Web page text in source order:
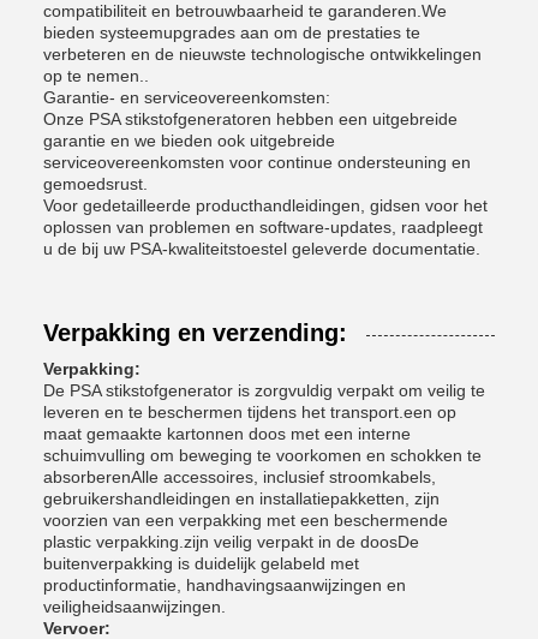
compatibiliteit en betrouwbaarheid te garanderen.We
bieden systeemupgrades aan om de prestaties te
verbeteren en de nieuwste technologische ontwikkelingen
op te nemen..
Garantie- en serviceovereenkomsten:
Onze PSA stikstofgeneratoren hebben een uitgebreide
garantie en we bieden ook uitgebreide
serviceovereenkomsten voor continue ondersteuning en
gemoedsrust.
Voor gedetailleerde producthandleidingen, gidsen voor het
oplossen van problemen en software-updates, raadpleegt
u de bij uw PSA-kwaliteitstoestel geleverde documentatie.
Verpakking en verzending:
Verpakking:
De PSA stikstofgenerator is zorgvuldig verpakt om veilig te
leveren en te beschermen tijdens het transport.een op
maat gemaakte kartonnen doos met een interne
schuimvulling om beweging te voorkomen en schokken te
absorberenAlle accessoires, inclusief stroomkabels,
gebruikershandleidingen en installatiepakketten, zijn
voorzien van een verpakking met een beschermende
plastic verpakking.zijn veilig verpakt in de doosDe
buitenverpakking is duidelijk gelabeld met
productinformatie, handhavingsaanwijzingen en
veiligheidsaanwijzingen.
Vervoer: